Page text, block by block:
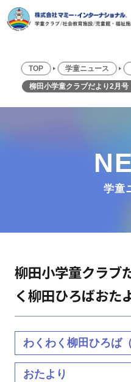
TOP 学童ニュース
柳田小学童クラブだより2月
学童
柳田小学童クラ
く柳田ひろばおた
わくわく柳田ひろば
おたより